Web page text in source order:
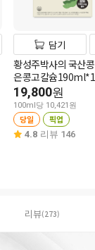
담기
황성주박사의 국산
은콩고칼슘
19,800원
100ml당 10,421원
당일 픽업
4.8 리뷰 146
리뷰(273)